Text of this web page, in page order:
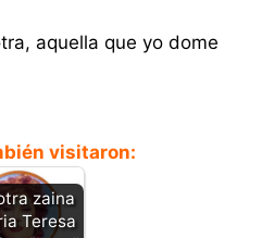
aquella que yo dome
visitaron:
zaina
Teresa